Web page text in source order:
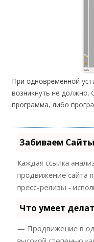
При одновременной
возникнуть не должно.
программа, либо
Забиваем
Каждая ссылка
продвижение сайта
пресс-релизы -
Что умеет
— Продвижение в